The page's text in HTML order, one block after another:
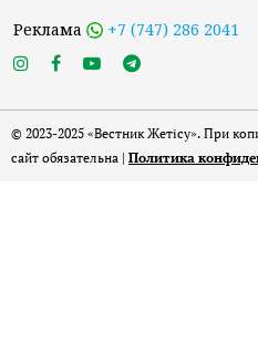
Реклама +7 (747) 286 2041
© 2023-2025 «Вестник Жетісу». При
сайт обязательна | Политика